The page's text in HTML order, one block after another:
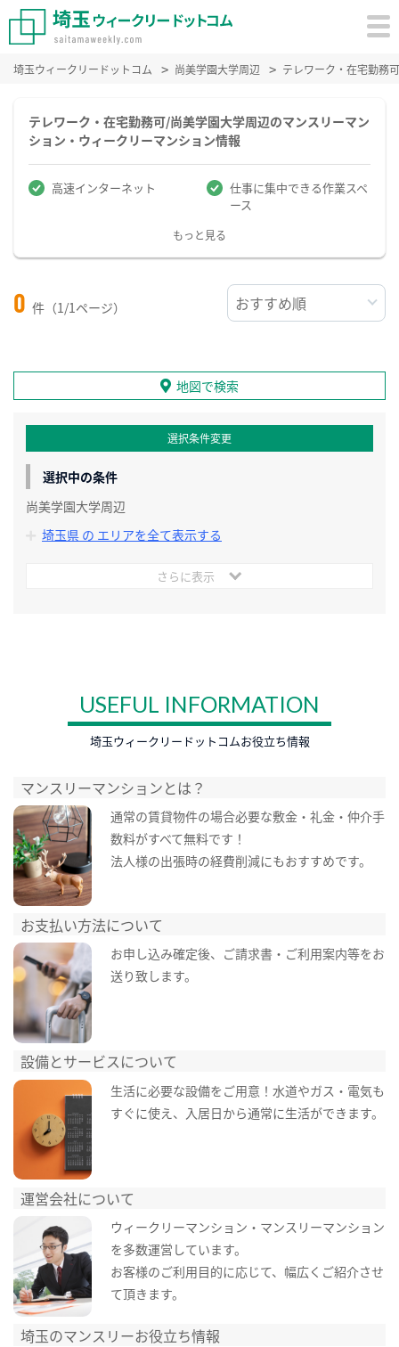
埼玉ウィークリードットコム 尚美学園大学周辺 テレワーク・在宅勤務
テレワーク・在宅勤務可/尚美学園大学周辺のマンスリーマン
ション・ウィークリーマンション情報
高速インターネット
仕事に集中できる作業スペ
ース
もっと見る
0 件（1/1ページ）
地図で検索
選択条件変更
選択中の条件
尚美学園大学周辺
埼玉県 の エリアを全て表示する
さらに表示
USEFUL INFORMATION
埼玉ウィークリードットコムお役立ち情報
マンスリーマンションとは？
通常の賃貸物件の場合必要な敷金・礼金・仲介手
数料がすべて無料です！
法人様の出張時の経費削減にもおすすめです。
お支払い方法について
お申し込み確定後、ご請求書・ご利用案内等をお
送り致します。
設備とサービスについて
生活に必要な設備をご用意！水道やガス・電気も
すぐに使え、入居日から通常に生活ができます。
運営会社について
ウィークリーマンション・マンスリーマンション
を多数運営しています。
お客様のご利用目的に応じて、幅広くご紹介させ
て頂きます。
埼玉のマンスリーお役立ち情報